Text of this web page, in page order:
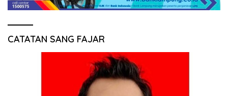
CATATAN SANG FAJAR